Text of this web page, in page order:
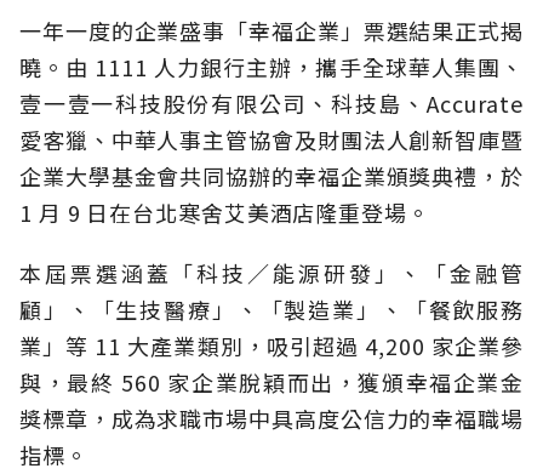
一年一度的企業盛事「幸福企業」票選結果正式揭
曉。由 1111 人力銀行主辦，攜手全球華人集團、
壹一壹一科技股份有限公司、科技島、Accurate
愛客獵、中華人事主管協會及財團法人創新智庫暨
企業大學基金會共同協辦的幸福企業頒獎典禮，於
1 月 9 日在台北寒舍艾美酒店隆重登場。
本屆票選涵蓋「科技／能源研發」、「金融管
顧」、「生技醫療」、「製造業」、「餐飲服務
業」等 11 大產業類別，吸引超過 4,200 家企業參
與，最終 560 家企業脫穎而出，獲頒幸福企業金
獎標章，成為求職市場中具高度公信力的幸福職場
指標。